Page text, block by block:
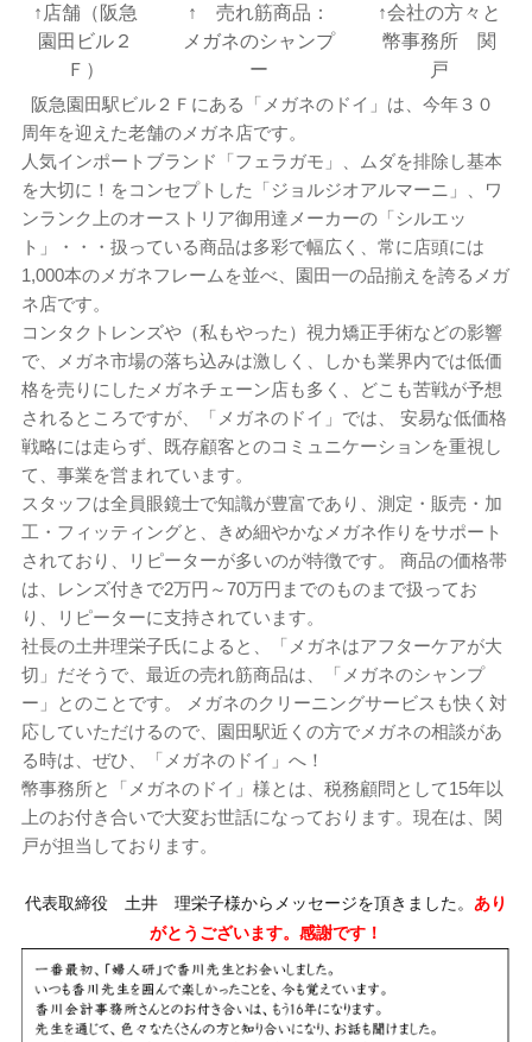
↑店舗（阪急
園田ビル２
Ｆ）
↑ 売れ筋商品：
メガネのシャンプ
ー
↑会社の方々と
幣事務所 関
戸
阪急園田駅ビル２Ｆにある「メガネのドイ」は、今年３０
周年を迎えた老舗のメガネ店です。
人気インポートブランド「フェラガモ」、ムダを排除し基本
を大切に！をコンセプトした「ジョルジオアルマーニ」、ワ
ンランク上のオーストリア御用達メーカーの「シルエッ
ト」・・・扱っている商品は多彩で幅広く、常に店頭には
1,000本のメガネフレームを並べ、園田一の品揃えを誇るメガ
ネ店です。
コンタクトレンズや（私もやった）視力矯正手術などの影響
で、メガネ市場の落ち込みは激しく、しかも業界内では低価
格を売りにしたメガネチェーン店も多く、どこも苦戦が予想
されるところですが、「メガネのドイ」では、 安易な低価格
戦略には走らず、既存顧客とのコミュニケーションを重視し
て、事業を営まれています。
スタッフは全員眼鏡士で知識が豊富であり、測定・販売・加
工・フィッティングと、きめ細やかなメガネ作りをサポート
されており、リピーターが多いのが特徴です。 商品の価格帯
は、レンズ付きで2万円～70万円までのものまで扱ってお
り、リピーターに支持されています。
社長の土井理栄子氏によると、「メガネはアフターケアが大
切」だそうで、最近の売れ筋商品は、「メガネのシャンプ
ー」とのことです。 メガネのクリーニングサービスも快く対
応していただけるので、園田駅近くの方でメガネの相談があ
る時は、ぜひ、「メガネのドイ」へ！
幣事務所と「メガネのドイ」様とは、税務顧問として15年以
上のお付き合いで大変お世話になっております。現在は、関
戸が担当しております。
代表取締役 土井 理栄子様からメッセージを頂きました。 あり
がとうございます。感謝です！